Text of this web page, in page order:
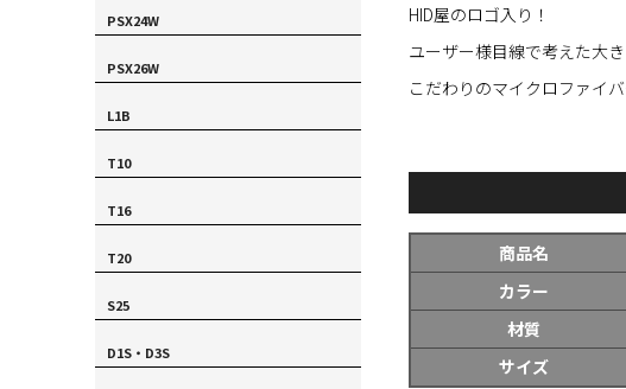
PSX24W
PSX26W
L1B
T10
T16
T20
S25
D1S・D3S
HID屋のロゴ入り！
ユーザー様目線で考えた大
こだわりのマイクロファイ
商品名
カラー
材質
サイズ